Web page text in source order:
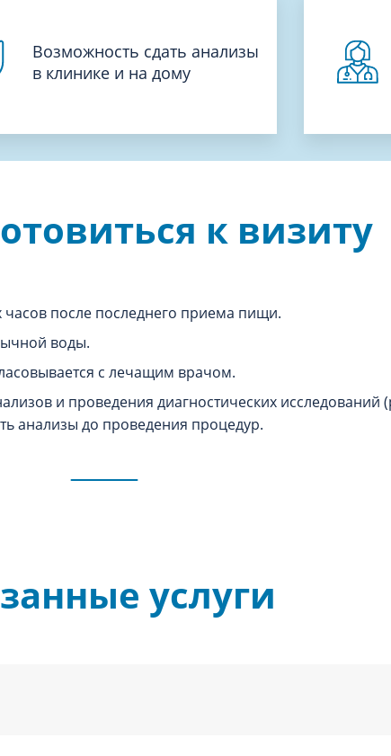
Возможность сдать анализы
в клинике и на дому
к визиту
после последнего приема пищи.
воды.
с лечащим врачом.
и проведения диагностических исследований
анализы до проведения процедур.
услуги